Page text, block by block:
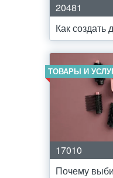
20481
Как создать
ТОВАРЫ И
17010
Почему